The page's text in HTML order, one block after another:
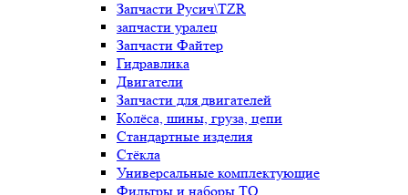
Запчасти Русич\TZR
запчасти уралец
Запчасти Файтер
Гидравлика
Двигатели
Запчасти для двигателей
Колёса, шины, груза, цепи
Стандартные изделия
Стёкла
Универсальные комплектующие
Фильтры и наборы ТО